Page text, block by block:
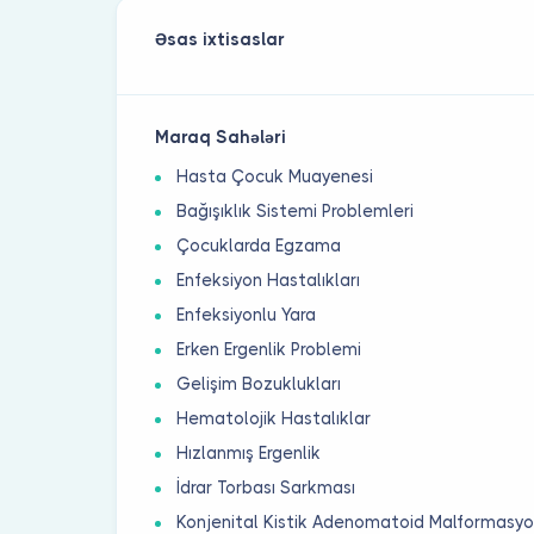
Əsas ixtisaslar
Maraq Sahələri
Hasta Çocuk Muayenesi
Bağışıklık Sistemi Problemleri
Çocuklarda Egzama
Enfeksiyon Hastalıkları
Enfeksiyonlu Yara
Erken Ergenlik Problemi
Gelişim Bozuklukları
Hematolojik Hastalıklar
Hızlanmış Ergenlik
İdrar Torbası Sarkması
Konjenital Kistik Adenomatoid